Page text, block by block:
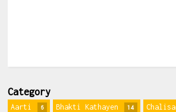
Category
Aarti 6 Bhakti Kathayen 14 Chalisa